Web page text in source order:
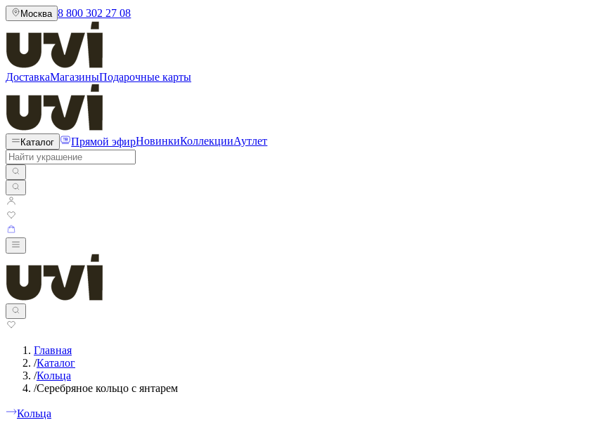
Москва 8 800 302 27 08
ДоставкаМагазиныПодарочные карты
Каталог Прямой эфирНовинкиКоллекцииАутлет
Главная
/Каталог
/Кольца
/Серебряное кольцо с янтарем
Кольца